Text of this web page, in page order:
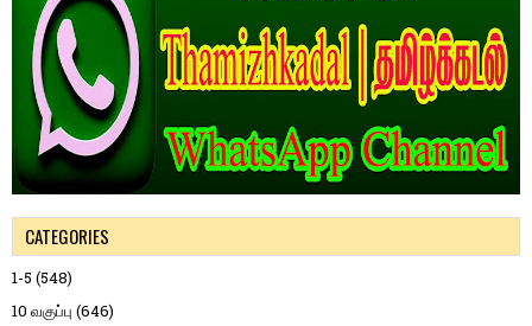
CATEGORIES
1-5 (548)
10 வகுப்பு (646)